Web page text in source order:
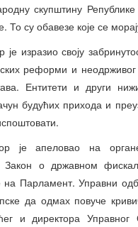
скупштину
То су обавезе које се
изразио своју
реформи и
Ентитети и други
будућих прихода и
је апеловао на
Закон о државном
на Парламент. Управни
да одмах повуче
и директора